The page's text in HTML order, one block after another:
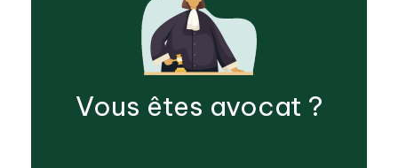
Vous êtes avocat ?